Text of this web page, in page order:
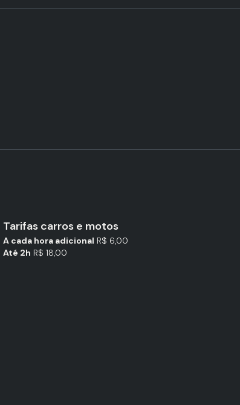
Tarifas carros e motos
A cada hora adicional R$ 6,00
Até 2h R$ 18,00